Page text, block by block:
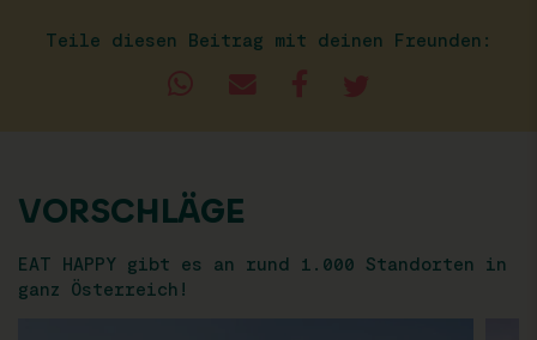
Teile diesen Beitrag mit deinen Freunden:
VORSCHLÄGE
EAT HAPPY gibt es an rund 1.000 Standorten in
ganz Österreich!